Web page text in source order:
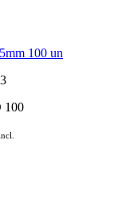
100 un
100